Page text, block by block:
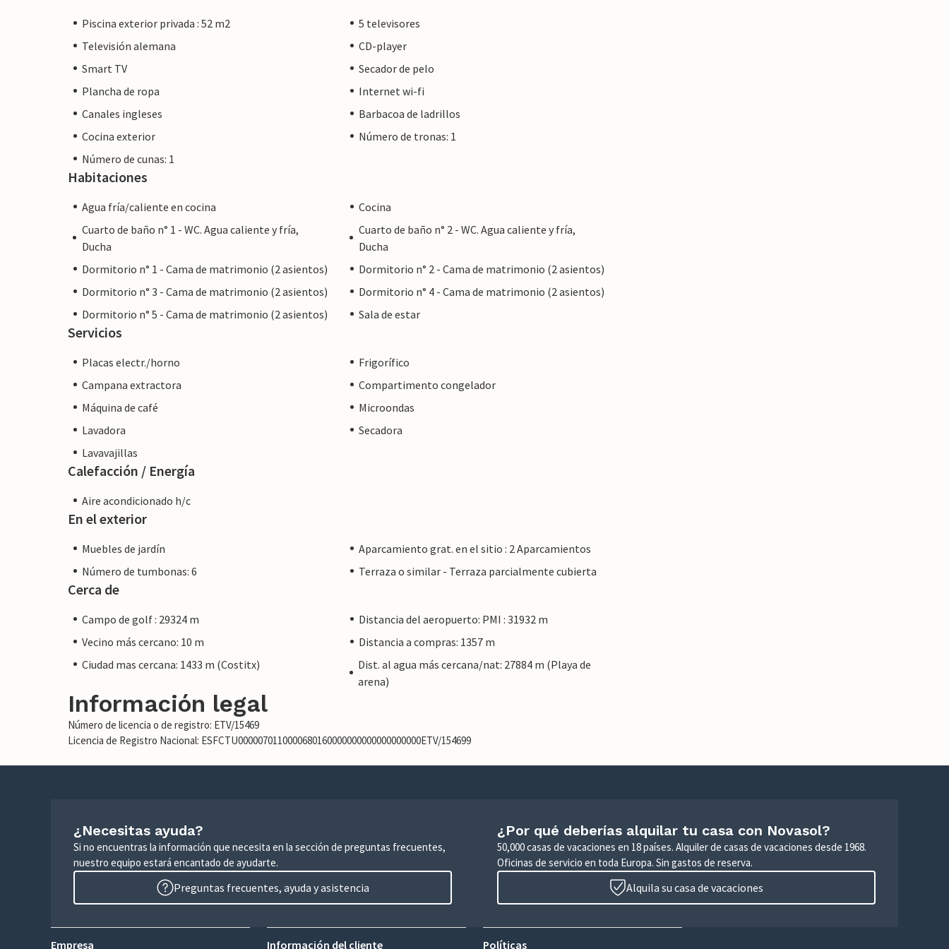
Piscina exterior privada : 52 m2
5 televisores
Televisión alemana
CD-player
Smart TV
Secador de pelo
Plancha de ropa
Internet wi-fi
Canales ingleses
Barbacoa de ladrillos
Cocina exterior
Número de tronas: 1
Número de cunas: 1
Habitaciones
Agua fría/caliente en cocina
Cocina
Cuarto de baño n° 1 - WC. Agua caliente y fría,
Ducha
Cuarto de baño n° 2 - WC. Agua caliente y fría,
Ducha
Dormitorio n° 1 - Cama de matrimonio (2 asientos)
Dormitorio n° 2 - Cama de matrimonio (2 asientos)
Dormitorio n° 3 - Cama de matrimonio (2 asientos)
Dormitorio n° 4 - Cama de matrimonio (2 asientos)
Dormitorio n° 5 - Cama de matrimonio (2 asientos)
Sala de estar
Servicios
Placas electr./horno
Frigorífico
Campana extractora
Compartimento congelador
Máquina de café
Microondas
Lavadora
Secadora
Lavavajillas
Calefacción / Energía
Aire acondicionado h/c
En el exterior
Muebles de jardín
Aparcamiento grat. en el sitio : 2 Aparcamientos
Número de tumbonas: 6
Terraza o similar - Terraza parcialmente cubierta
Cerca de
Campo de golf : 29324 m
Distancia del aeropuerto: PMI : 31932 m
Vecino más cercano: 10 m
Distancia a compras: 1357 m
Ciudad mas cercana: 1433 m (Costitx)
Dist. al agua más cercana/nat: 27884 m (Playa de
arena)
Información legal
Número de licencia o de registro: ETV/15469
Licencia de Registro Nacional: ESFCTU0000070110000680160000000000000000000ETV/154699
¿Necesitas ayuda?
Si no encuentras la información que necesita en la sección de preguntas frecuentes,
nuestro equipo estará encantado de ayudarte.
Preguntas frecuentes, ayuda y asistencia
¿Por qué deberías alquilar tu casa con Novasol?
50,000 casas de vacaciones en 18 países. Alquiler de casas de vacaciones desde 1968.
Oficinas de servicio en toda Europa. Sin gastos de reserva.
Alquila su casa de vacaciones
Empresa Información del cliente Políticas